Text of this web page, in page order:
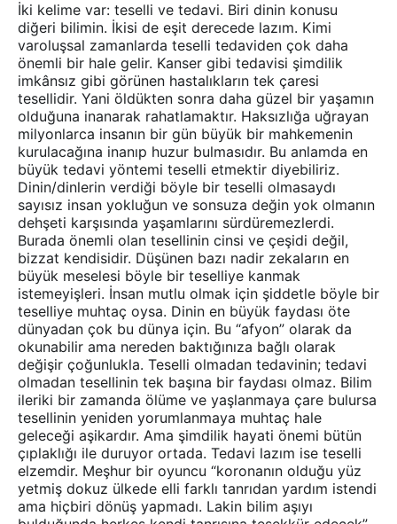
İki kelime var: teselli ve tedavi. Biri dinin konusu
diğeri bilimin. İkisi de eşit derecede lazım. Kimi
varoluşsal zamanlarda teselli tedaviden çok daha
önemli bir hale gelir. Kanser gibi tedavisi şimdilik
imkânsız gibi görünen hastalıkların tek çaresi
tesellidir. Yani öldükten sonra daha güzel bir yaşamın
olduğuna inanarak rahatlamaktır. Haksızlığa uğrayan
milyonlarca insanın bir gün büyük bir mahkemenin
kurulacağına inanıp huzur bulmasıdır. Bu anlamda en
büyük tedavi yöntemi teselli etmektir diyebiliriz.
Dinin/dinlerin verdiği böyle bir teselli olmasaydı
sayısız insan yokluğun ve sonsuza değin yok olmanın
dehşeti karşısında yaşamlarını sürdüremezlerdi.
Burada önemli olan tesellinin cinsi ve çeşidi değil,
bizzat kendisidir. Düşünen bazı nadir zekaların en
büyük meselesi böyle bir teselliye kanmak
istemeyişleri. İnsan mutlu olmak için şiddetle böyle bir
teselliye muhtaç oysa. Dinin en büyük faydası öte
dünyadan çok bu dünya için. Bu “afyon” olarak da
okunabilir ama nereden baktığınıza bağlı olarak
değişir çoğunlukla. Teselli olmadan tedavinin; tedavi
olmadan tesellinin tek başına bir faydası olmaz. Bilim
ileriki bir zamanda ölüme ve yaşlanmaya çare bulursa
tesellinin yeniden yorumlanmaya muhtaç hale
geleceği aşikardır. Ama şimdilik hayati önemi bütün
çıplaklığı ile duruyor ortada. Tedavi lazım ise teselli
elzemdir. Meşhur bir oyuncu “koronanın olduğu yüz
yetmiş dokuz ülkede elli farklı tanrıdan yardım istendi
ama hiçbiri dönüş yapmadı. Lakin bilim aşıyı